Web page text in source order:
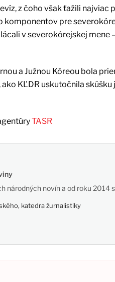
z čoho však ťažili
komponentov pre
v severokórejskej mene
a Južnou Kóreou bola
KĽDR uskutočnila
TASR
národných novín a od roku 2014
katedra žurnalistiky